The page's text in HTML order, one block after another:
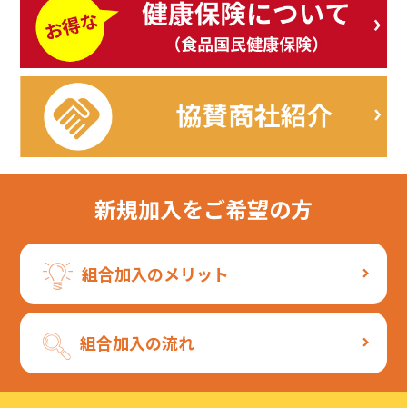
新規加入をご希望の方
組合加入のメリット
組合加入の流れ